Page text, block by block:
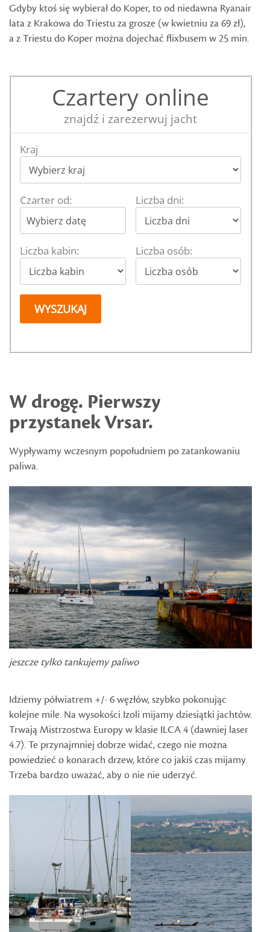
Gdyby ktoś się wybierał do Koper, to od niedawna Ryanair
lata z Krakowa do Triestu za grosze (w kwietniu za 69 zł),
a z Triestu do Koper można dojechać flixbusem w 25 min.
W drogę. Pierwszy
przystanek Vrsar.
Wypływamy wczesnym popołudniem po zatankowaniu
paliwa.
jeszcze tylko tankujemy paliwo
Idziemy półwiatrem +/- 6 węzłów, szybko pokonując
kolejne mile. Na wysokości Izoli mijamy dziesiątki jachtów.
Trwają Mistrzostwa Europy w klasie ILCA 4 (dawniej laser
4.7). Te przynajmniej dobrze widać, czego nie można
powiedzieć o konarach drzew, które co jakiś czas mijamy.
Trzeba bardzo uważać, aby o nie nie uderzyć.